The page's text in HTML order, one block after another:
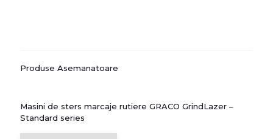
Produse Asemanatoare
Masini de sters marcaje rutiere GRACO GrindLazer –
Standard series